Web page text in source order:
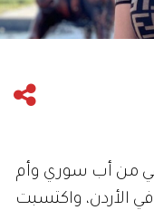
من أب سوري وأم
الأردن، واكتسبت